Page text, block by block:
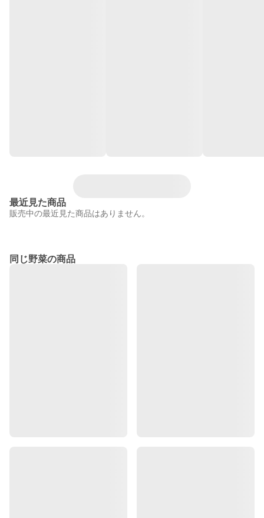
最近見た商品
販売中の最近見た商品はありません。
同じ野菜の商品